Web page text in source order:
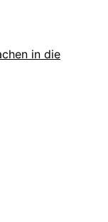
in die